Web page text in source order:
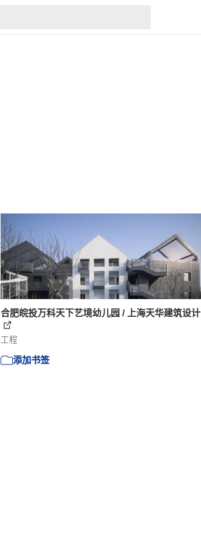
合肥皖投万科天下艺境幼儿园 / 上海天华建筑设计
工程
添加书签